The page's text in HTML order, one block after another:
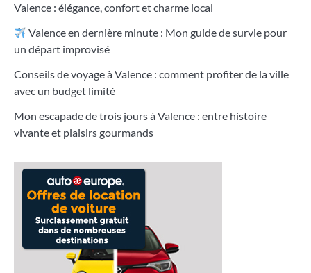
Valence : élégance, confort et charme local
Valence en dernière minute : Mon guide de survie pour
un départ improvisé
Conseils de voyage à Valence : comment profiter de la ville
avec un budget limité
Mon escapade de trois jours à Valence : entre histoire
vivante et plaisirs gourmands